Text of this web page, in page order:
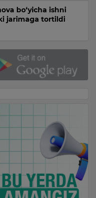
bo‘yicha ishni
jarimaga tortildi